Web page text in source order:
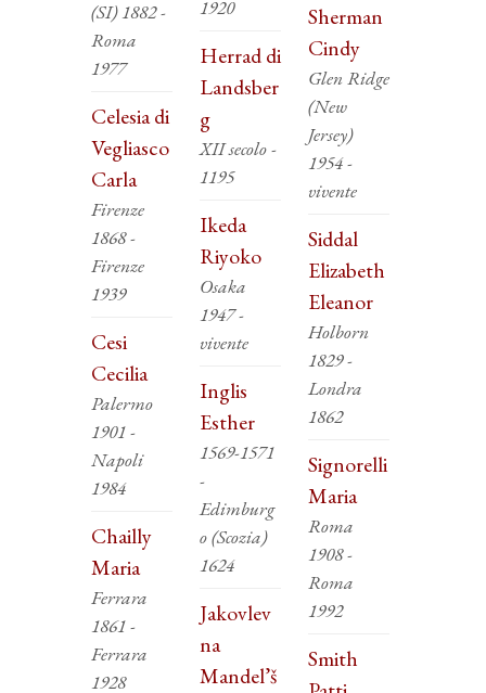
(SI) 1882 -
Roma
1977
Celesia di
Vegliasco
Carla
Firenze
1868 -
Firenze
1939
Cesi
Cecilia
Palermo
1901 -
Napoli
1984
Chailly
Maria
Ferrara
1861 -
Ferrara
1928
1920
Herrad di
Landsber
g
XII secolo -
1195
Ikeda
Riyoko
Osaka
1947 -
vivente
Inglis
Esther
1569-1571
-
Edimburg
o (Scozia)
1624
Jakovlev
na
Mandel’š
Sherman
Cindy
Glen Ridge
(New
Jersey)
1954 -
vivente
Siddal
Elizabeth
Eleanor
Holborn
1829 -
Londra
1862
Signorelli
Maria
Roma
1908 -
Roma
1992
Smith